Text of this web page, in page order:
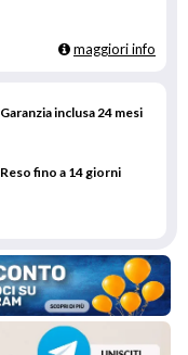
maggiori info
Garanzia inclusa 24 mesi
Reso fino a 14 giorni